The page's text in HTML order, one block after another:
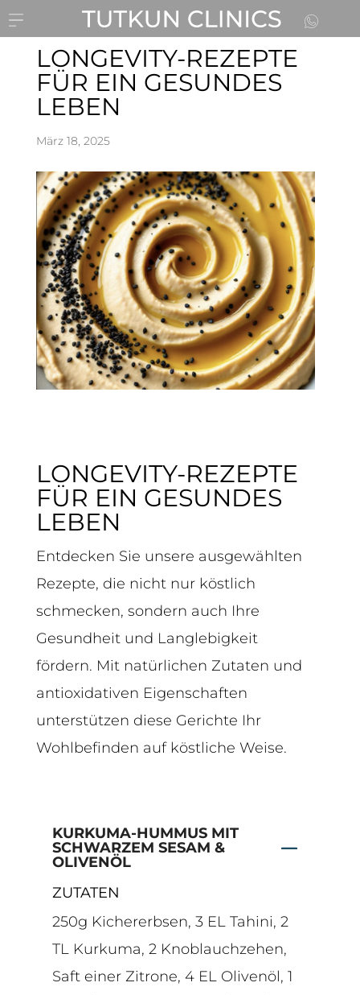
LONGEVITY-REZEPTE
FÜR EIN GESUNDES
LEBEN
März 18, 2025
LONGEVITY-REZEPTE
FÜR EIN GESUNDES
LEBEN
Entdecken Sie unsere ausgewählten
Rezepte, die nicht nur köstlich
schmecken, sondern auch Ihre
Gesundheit und Langlebigkeit
fördern. Mit natürlichen Zutaten und
antioxidativen Eigenschaften
unterstützen diese Gerichte Ihr
Wohlbefinden auf köstliche Weise.
KURKUMA-HUMMUS MIT
SCHWARZEM SESAM &
OLIVENÖL
ZUTATEN
250g Kichererbsen, 3 EL Tahini, 2
TL Kurkuma, 2 Knoblauchzehen,
Saft einer Zitrone, 4 EL Olivenöl, 1